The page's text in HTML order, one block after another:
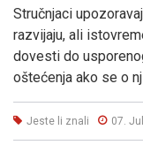
Stručnjaci
razvijaju, ali
dovesti do
oštećenja ako se o
Jeste li znali 07.